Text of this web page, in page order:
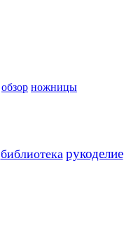
обзор ножницы
библиотека рукоделие